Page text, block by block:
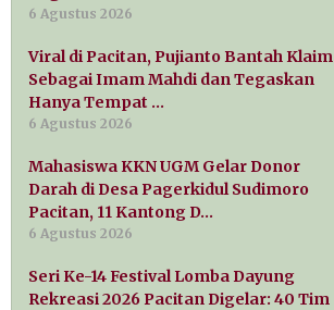
6 Agustus 2026
Viral di Pacitan, Pujianto Bantah Klaim
Sebagai Imam Mahdi dan Tegaskan
Hanya Tempat …
6 Agustus 2026
Mahasiswa KKN UGM Gelar Donor
Darah di Desa Pagerkidul Sudimoro
Pacitan, 11 Kantong D…
6 Agustus 2026
Seri Ke-14 Festival Lomba Dayung
Rekreasi 2026 Pacitan Digelar: 40 Tim